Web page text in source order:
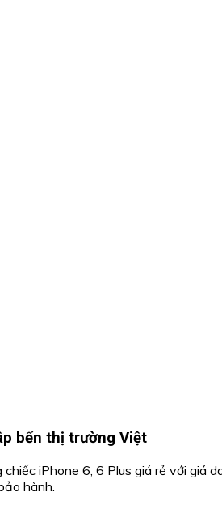
bến thị trường Việt
iPhone 6, 6 Plus giá rẻ với giá
hành.